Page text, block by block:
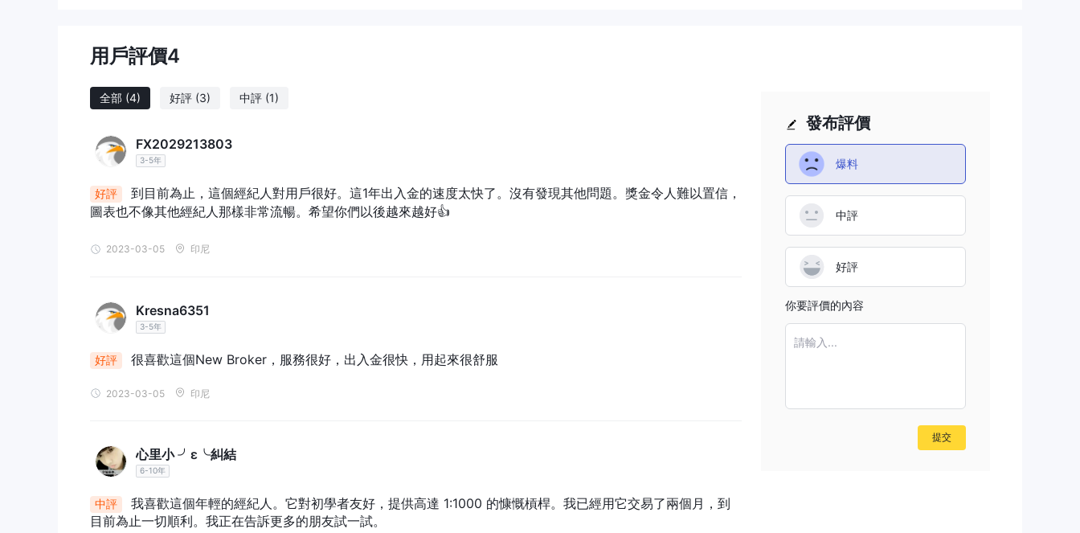
交易賬戶設定佣金和點差。 Cent 和 Bimax 賬戶的交易是免佣金的，平均點差從 1.6 點開始，而 Pelow 賬戶的交易從 0.0 點開始，
但每手開倉成本為 3.5 美元。
槓桿作用
主要外彙的最大槓桿在歐洲和澳大利亞為 1:30，在美國和加拿大為 1:50，而 AXOFA使其客戶能夠使用高達 1:1000 的槓桿。這大
由於槓桿可以放大收益和損失，它可能會給缺乏經驗的投資者帶來毀滅性的損失。如果您剛開始涉足交易領域，最好堅持使用較小
的比例（不超過 1:10）。
交易平台
被廣泛認為是業內最佳的 mt5 交易平台可通過 AXOFA，可在windows、macos、ios、android上訪問。
客戶可以使用以下存款和取款選項，最低存款為 1 美元，包括 VISA、MasterCard、Local Exchanger 等。
如果您對交易有任何疑問或問題，請使用以下方法聯繫該經紀人：
在線聊天
電話：+44 730 8813 444
郵箱：支持@ AXOFA .com
公司地址：Suite 305, Griffith Corporate Centre, Beachmont, Kingstown, Saint Vincent and Grenadine。
交易外匯、加密貨幣和衍生品等槓桿產品可能不適合所有投資者，因為它們對您的資本帶來高度風險。考慮到您的投資目標和經驗
水平，請確保您完全理解所涉及的風險。
用戶評價4
全部 (4) 好評 (3) 中評 (1)
FX2029213803
3-5年
好評
到目前為止，這個經紀人對用戶很好。這1年出入金的速度太快了。沒有發現其他問題。獎金令人難以置信，
圖表也不像其他經紀人那樣非常流暢。希望你們以後越來越好👍
2023-03-05 印尼
Kresna6351
3-5年
好評 很喜歡這個New Broker，服務很好，出入金很快，用起來很舒服
2023-03-05 印尼
心里小 ╯ε╰糾結
6-10年
中評
我喜歡這個年輕的經紀人。它對初學者友好，提供高達 1:1000 的慷慨槓桿。我已經用它交易了兩個月，到
目前為止一切順利。我正在告訴更多的朋友試一試。
發布評價
爆料
中評
好評
你要評價的內容
請輸入...
提交